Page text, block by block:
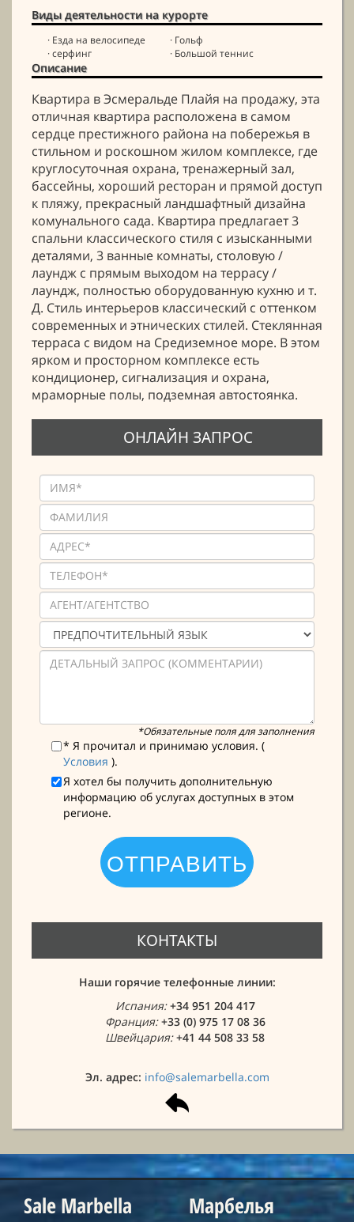
Виды деятельности на курорте
· Езда на велосипеде
· Гольф
· серфинг
· Большой теннис
Описание
Квартира в Эсмеральде Плайя на продажу, эта
отличная квартира расположена в самом
сердце престижного района на побережья в
стильном и роскошном жилом комплексе, где
круглосуточная охрана, тренажерный зал,
бассейны, хороший ресторан и прямой доступ
к пляжу, прекрасный ландшафтный дизайна
комунального сада. Квартира предлагает 3
спальни классического стиля с изысканными
деталями, 3 ванные комнаты, столовую /
лаундж с прямым выходом на террасу /
лаундж, полностью оборудованную кухню и т.
Д. Стиль интерьеров классический с оттенком
современных и этнических стилей. Стеклянная
терраса с видом на Средиземное море. В этом
ярком и просторном комплексе есть
кондиционер, сигнализация и охрана,
мраморные полы, подземная автостоянка.
ОНЛАЙН ЗАПРОС
*Обязательные поля для заполнения
* Я прочитал и принимаю условия. (
Условия ).
Я хотел бы получить дополнительную
информацию об услугах доступных в этом
регионе.
КОНТАКТЫ
Наши горячие телефонные линии:
Испания:+34 951 204 417
Франция:+33 (0) 975 17 08 36
Швейцария:+41 44 508 33 58
Эл. адрес: info@salemarbella.com
Sale Marbella Марбелья